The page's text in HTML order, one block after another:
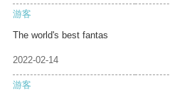
游客
The world's best fantas
2022-02-14
游客